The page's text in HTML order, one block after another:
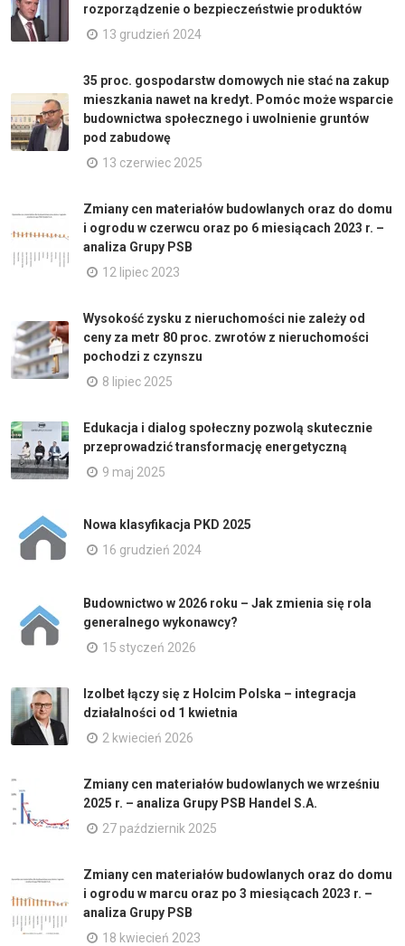
rozporządzenie o bezpieczeństwie produktów
13 grudzień 2024
35 proc. gospodarstw domowych nie stać na zakup
mieszkania nawet na kredyt. Pomóc może wsparcie
budownictwa społecznego i uwolnienie gruntów
pod zabudowę
13 czerwiec 2025
Zmiany cen materiałów budowlanych oraz do domu
i ogrodu w czerwcu oraz po 6 miesiącach 2023 r. –
analiza Grupy PSB
12 lipiec 2023
Wysokość zysku z nieruchomości nie zależy od
ceny za metr 80 proc. zwrotów z nieruchomości
pochodzi z czynszu
8 lipiec 2025
Edukacja i dialog społeczny pozwolą skutecznie
przeprowadzić transformację energetyczną
9 maj 2025
Nowa klasyfikacja PKD 2025
16 grudzień 2024
Budownictwo w 2026 roku – Jak zmienia się rola
generalnego wykonawcy?
15 styczeń 2026
Izolbet łączy się z Holcim Polska – integracja
działalności od 1 kwietnia
2 kwiecień 2026
Zmiany cen materiałów budowlanych we wrześniu
2025 r. – analiza Grupy PSB Handel S.A.
27 październik 2025
Zmiany cen materiałów budowlanych oraz do domu
i ogrodu w marcu oraz po 3 miesiącach 2023 r. –
analiza Grupy PSB
18 kwiecień 2023